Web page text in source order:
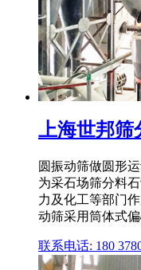
上海世邦筛
圆振动筛做圆形
为采石场筛分料
力及化工等部门
动筛采用筒体式
联系电话: 180